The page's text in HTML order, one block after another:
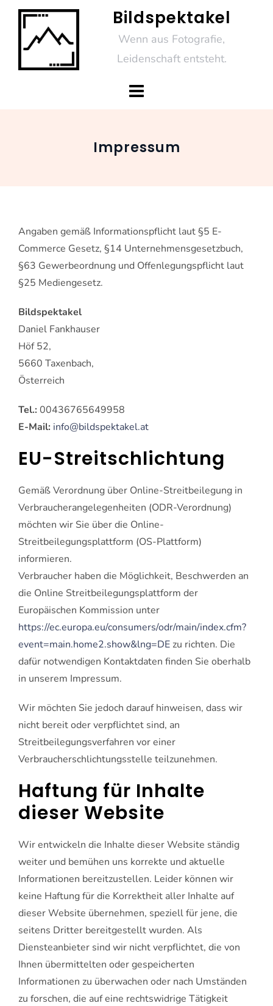
content
Bildspektakel
Wenn aus Fotografie,
Leidenschaft entsteht.
Impressum
Angaben gemäß Informationspflicht laut §5 E-
Commerce Gesetz, §14 Unternehmensgesetzbuch,
§63 Gewerbeordnung und Offenlegungspflicht laut
§25 Mediengesetz.
Bildspektakel
Daniel Fankhauser
Höf 52,
5660 Taxenbach,
Österreich
Tel.: 00436765649958
E-Mail: info@bildspektakel.at
EU-Streitschlichtung
Gemäß Verordnung über Online-Streitbeilegung in
Verbraucherangelegenheiten (ODR-Verordnung)
möchten wir Sie über die Online-
Streitbeilegungsplattform (OS-Plattform)
informieren.
Verbraucher haben die Möglichkeit, Beschwerden an
die Online Streitbeilegungsplattform der
Europäischen Kommission unter
https://ec.europa.eu/consumers/odr/main/index.cfm?
event=main.home2.show&lng=DE zu richten. Die
dafür notwendigen Kontaktdaten finden Sie oberhalb
in unserem Impressum.
Wir möchten Sie jedoch darauf hinweisen, dass wir
nicht bereit oder verpflichtet sind, an
Streitbeilegungsverfahren vor einer
Verbraucherschlichtungsstelle teilzunehmen.
Haftung für Inhalte
dieser Website
Wir entwickeln die Inhalte dieser Website ständig
weiter und bemühen uns korrekte und aktuelle
Informationen bereitzustellen. Leider können wir
keine Haftung für die Korrektheit aller Inhalte auf
dieser Website übernehmen, speziell für jene, die
seitens Dritter bereitgestellt wurden. Als
Diensteanbieter sind wir nicht verpflichtet, die von
Ihnen übermittelten oder gespeicherten
Informationen zu überwachen oder nach Umständen
zu forschen, die auf eine rechtswidrige Tätigkeit